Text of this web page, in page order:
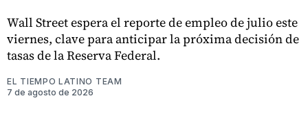
Wall Street espera el reporte de empleo de julio este
viernes, clave para anticipar la próxima decisión de
tasas de la Reserva Federal.
EL TIEMPO LATINO TEAM
7 de agosto de 2026